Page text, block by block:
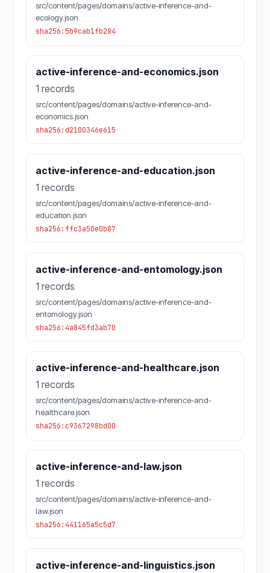
src/content/pages/domains/active-inference-and-
ecology.json
sha256:5b9cab1fb284
active-inference-and-economics.json
1 records
src/content/pages/domains/active-inference-and-
economics.json
sha256:d2100346e615
active-inference-and-education.json
1 records
src/content/pages/domains/active-inference-and-
education.json
sha256:ffc3a50e0b87
active-inference-and-entomology.json
1 records
src/content/pages/domains/active-inference-and-
entomology.json
sha256:4a845fd3ab70
active-inference-and-healthcare.json
1 records
src/content/pages/domains/active-inference-and-
healthcare.json
sha256:c9367298bd00
active-inference-and-law.json
1 records
src/content/pages/domains/active-inference-and-
law.json
sha256:441165a5c5d7
active-inference-and-linguistics.json